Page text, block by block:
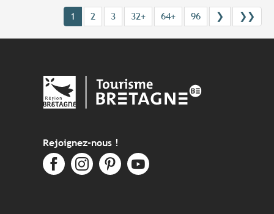
1 2 3 32+ 64+ 96 ❯ ❯❯
Rejoignez-nous !